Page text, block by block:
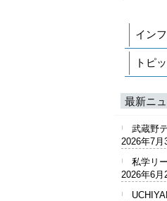
イン
トピ
最新ニ
武蔵野
2026年7月
私学リ
2026年6月